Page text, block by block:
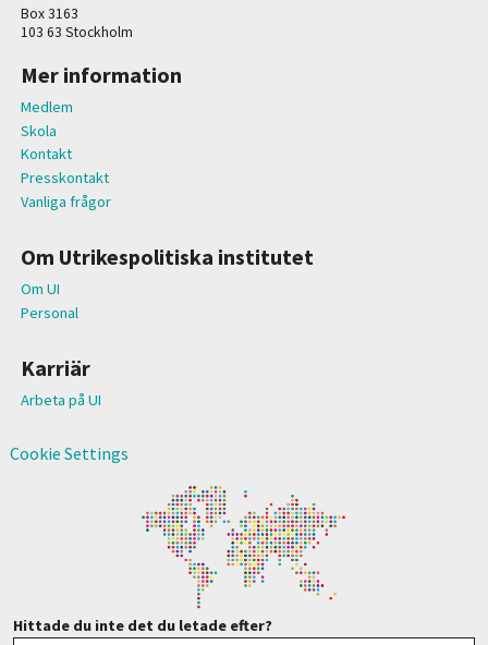
Box 3163
103 63 Stockholm
Mer information
Medlem
Skola
Kontakt
Presskontakt
Vanliga frågor
Om Utrikespolitiska institutet
Om UI
Personal
Karriär
Arbeta på UI
Cookie Settings
Hittade du inte det du letade efter?